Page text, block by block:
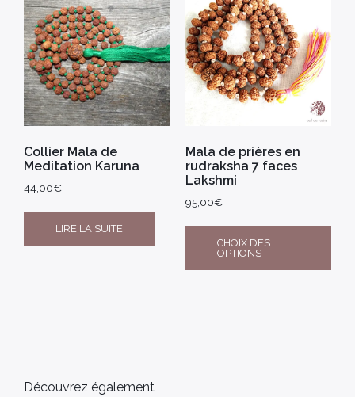
Collier Mala de
Meditation Karuna
44,00€
LIRE LA SUITE
Mala de prières en
rudraksha 7 faces
Lakshmi
95,00€
CHOIX DES
OPTIONS
Découvrez également